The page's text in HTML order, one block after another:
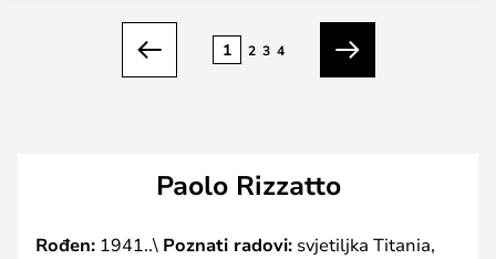
Prethodno
1 2 3 4
Sljedeći
Paolo Rizzatto
Rođen: 1941..\ Poznati radovi: svjetiljka Titania,